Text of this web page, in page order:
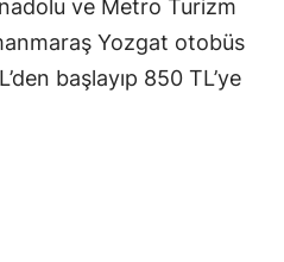
ve Metro Turizm
Yozgat otobüs
başlayıp 850 TL’ye